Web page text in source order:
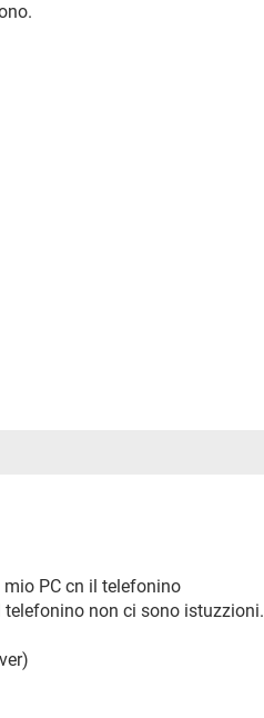
PC cn il telefonino
non ci sono istuzzioni.